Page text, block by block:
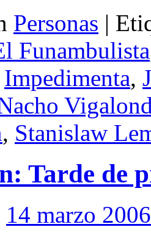
Personas |
Funambulista
Impedimenta,
, Stanislaw
Tarde de
14 marzo 2006